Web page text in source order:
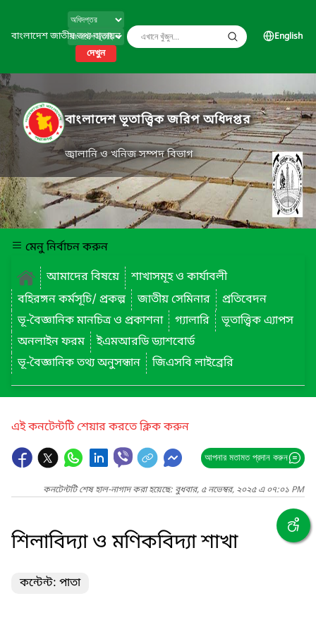
বাংলাদেশ জাতীয় তথ্য বাতায়ন
দেখুন
English
বাংলাদেশ ভূতাত্ত্বিক জরিপ অধিদপ্তর
জ্বালানি ও খনিজ সম্পদ বিভাগ
মেনু নির্বাচন করুন
আমাদের বিষয়ে
শাখাসমূহ ও কার্যাবলী
বহিরঙ্গন কর্মসূচি/ প্রকল্প
জাতীয় সেমিনার
প্রতিবেদন
ভূ-বৈজ্ঞানিক মানচিত্র ও প্রকাশনা
গ্যালারি
ভূতাত্ত্বিক এ্যাপস
অনলাইন ফরম
ইএমআরডি ড্যাশবোর্ড
ভূ-বৈজ্ঞানিক তথ্য অনুসন্ধান
জিএসবি লাইব্রেরি
এই কনটেন্টটি শেয়ার করতে ক্লিক করুন
আপনার মতামত প্রদান করুন
কনটেন্টটি শেষ হাল-নাগাদ করা হয়েছে: বুধবার, ৫ নভেম্বর, ২০২৫ এ ০৭:০১ PM
শিলাবিদ্যা ও মণিকবিদ্যা শাখা
কন্টেন্ট: পাতা